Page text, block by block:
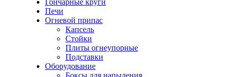
Гончарные круги
Печи
Огневой припас
Капсель
Стойки
Плиты огнеупорные
Подставки
Оборудование
Боксы для напыления